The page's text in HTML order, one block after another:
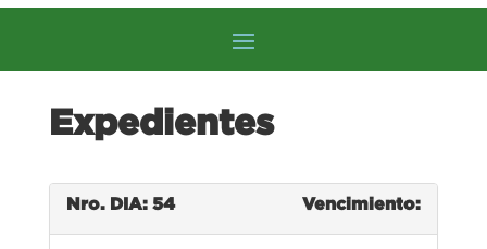
Expedientes
Nro. DIA: 54 Vencimiento: